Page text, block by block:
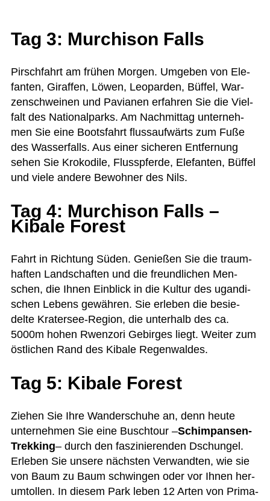
Tag 3: Murchison Falls
Pirsch­fahrt am frü­hen Mor­gen. Umge­ben von Ele­
fan­ten, Giraf­fen, Löwen, Leo­par­den, Büf­fel, War­
zen­schwei­nen und Pavia­nen erfah­ren Sie die Viel­
falt des Natio­nal­parks. Am Nach­mit­tag unter­neh­
men Sie eine Boots­fahrt fluss­auf­wärts zum Fuße
des Was­ser­falls. Aus einer siche­ren Ent­fer­nung
sehen Sie Kro­ko­dile, Fluss­pferde, Ele­fan­ten, Büf­fel
und viele andere Bewoh­ner des Nils.
Tag 4: Murchison Falls –
Kibale Forest
Fahrt in Rich­tung Süden. Genie­ßen Sie die traum­
haf­ten Land­schaf­ten und die freund­li­chen Men­
schen, die Ihnen Ein­blick in die Kul­tur des ugan­di­
schen Lebens gewäh­ren. Sie erle­ben die besie­
delte Kra­ter­see-Region, die unter­halb des ca.
5000m hohen Rwenz­ori Gebir­ges liegt. Wei­ter zum
öst­li­chen Rand des Kibale Regenwaldes.
Tag 5: Kibale Forest
Zie­hen Sie Ihre Wan­der­schuhe an, denn heute
unter­neh­men Sie eine Busch­tour –Schim­pan­sen-
Trek­king– durch den fas­zi­nie­ren­den Dschun­gel.
Erle­ben Sie unsere nächs­ten Ver­wand­ten, wie sie
von Baum zu Baum schwin­gen oder vor Ihnen her­
um­tol­len. In die­sem Park leben 12 Arten von Pri­ma­